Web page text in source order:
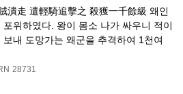
潰走 遣輕騎追擊之 殺獲一千餘級 왜인
위하였다. 왕이 몸소 나가 싸우니 적이
내 도망가는 왜군을 추격하여 1천여
28731